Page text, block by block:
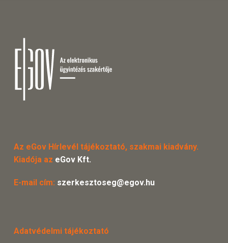
Az eGov Hírlevél tájékoztató, szakmai kiadvány.
Kiadója az eGov Kft.
E-mail cím: szerkesztoseg@egov.hu
Adatvédelmi tájékoztató